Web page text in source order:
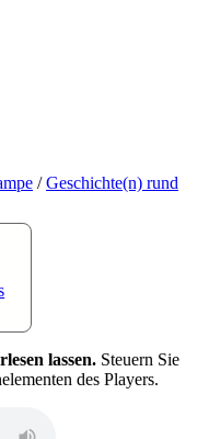
/Geschichte(n) rund
lassen. Steuern Sie
des Players.